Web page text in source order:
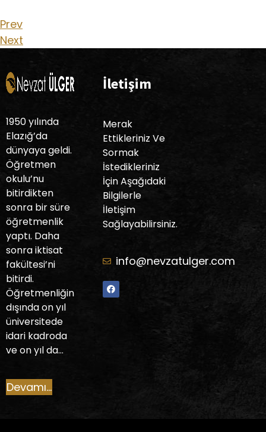
Prev
Next
1950 yılında
Elazığ’da
dünyaya geldi.
Öğretmen
okulu’nu
bitirdikten
sonra bir süre
öğretmenlik
yaptı. Daha
sonra iktisat
fakültesi’ni
bitirdi.
Öğretmenliğin
dışında on yıl
üniversitede
idari kadroda
ve on yıl da…
Devamı...
İletişim
Merak
Ettikleriniz Ve
Sormak
İstedikleriniz
İçin Aşağıdaki
Bilgilerle
İletişim
Sağlayabilirsiniz.
info@nevzatulger.com